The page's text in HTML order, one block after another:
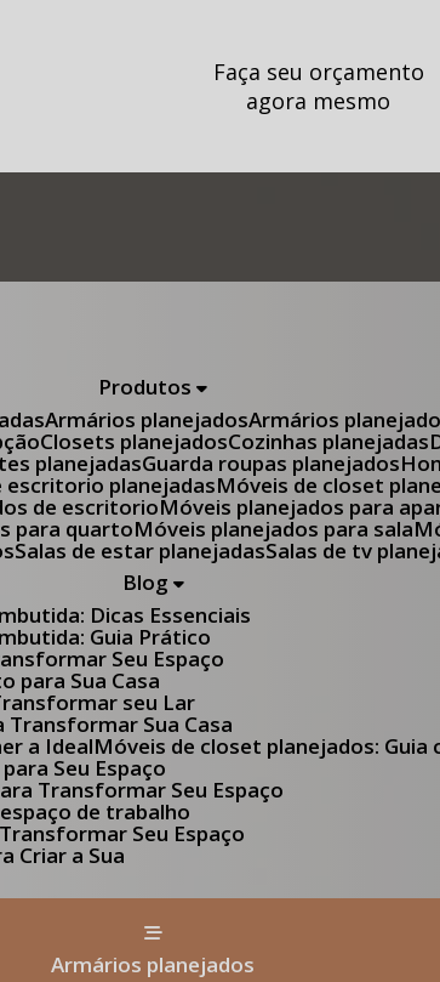
Faça seu orçamento
agora mesmo
Produtos
Armários planejados Armários
Closets planejados Cozinhas planejadas
planejadas Guarda roupas planejados
escritorio planejadas Móveis de closet
de escritorio Móveis planejados para
para quarto Móveis planejados para sala
Salas de estar planejadas Salas de tv
Blog
Dicas Essenciais
Guia Prático
Seu Espaço
para Sua Casa
seu Lar
Transformar Sua Casa
a Ideal Móveis de closet planejados:
Seu Espaço
Transformar Seu Espaço
de trabalho
Seu Espaço
Criar a Sua
armários planejados